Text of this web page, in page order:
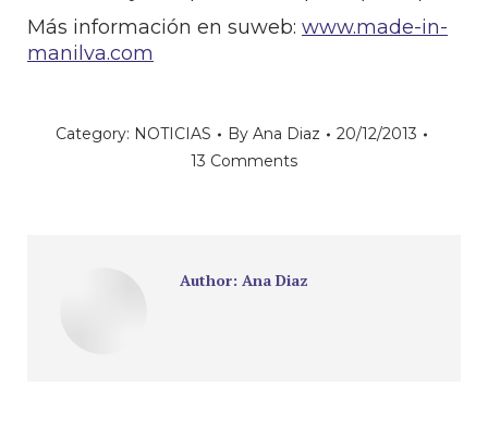
Más información en suweb: www.made-in-
manilva.com
Category: NOTICIAS By Ana Diaz
20/12/2013
13 Comments
Author: Ana Diaz